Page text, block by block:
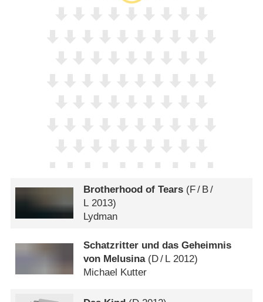
Brotherhood of Tears (F/ B/
L 2013)
Lydman
Schatzritter und das Geheimnis
von Melusina(D/ L 2012)
Michael Kutter